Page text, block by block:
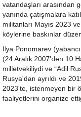
vatandaşları arasından
yanında çatışmalara
militanları Mayıs 2023
köylerine baskınlar
Ilya Ponomarev
(24 Aralık 2007'den 10
milletvekiliydi ve “Adil
Rusya'dan ayrıldı ve
2023'te, istenmeyen bir
faaliyetlerini organize